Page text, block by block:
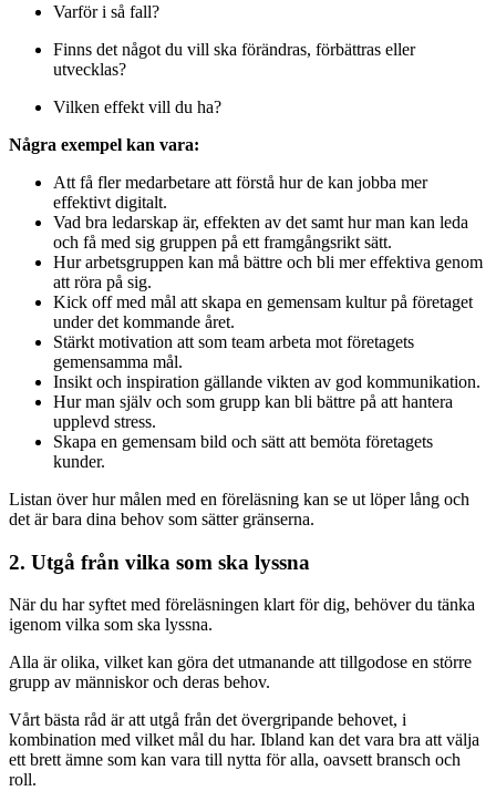
Varför i så fall?
Finns det något du vill ska förändras, förbättras eller
utvecklas?
Vilken effekt vill du ha?
Några exempel kan vara:
Att få fler medarbetare att förstå hur de kan jobba mer
effektivt digitalt.
Vad bra ledarskap är, effekten av det samt hur man kan leda
och få med sig gruppen på ett framgångsrikt sätt.
Hur arbetsgruppen kan må bättre och bli mer effektiva genom
att röra på sig.
Kick off med mål att skapa en gemensam kultur på företaget
under det kommande året.
Stärkt motivation att som team arbeta mot företagets
gemensamma mål.
Insikt och inspiration gällande vikten av god kommunikation.
Hur man själv och som grupp kan bli bättre på att hantera
upplevd stress.
Skapa en gemensam bild och sätt att bemöta företagets
kunder.
Listan över hur målen med en föreläsning kan se ut löper lång och
det är bara dina behov som sätter gränserna.
2. Utgå från vilka som ska lyssna
När du har syftet med föreläsningen klart för dig, behöver du tänka
igenom vilka som ska lyssna.
Alla är olika, vilket kan göra det utmanande att tillgodose en större
grupp av människor och deras behov.
Vårt bästa råd är att utgå från det övergripande behovet, i
kombination med vilket mål du har. Ibland kan det vara bra att välja
ett brett ämne som kan vara till nytta för alla, oavsett bransch och
roll.